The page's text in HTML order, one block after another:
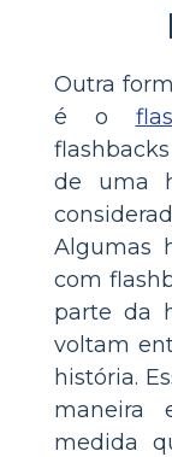
Outra
é o
de uma
Algumas
com
parte da
voltam
história.
maneira
medida